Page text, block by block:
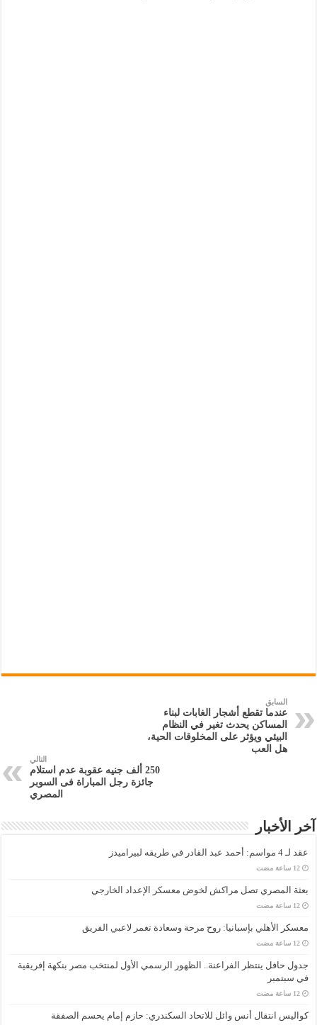
السابق
عندما تقطع أشجار الغابات لبناء
المساكن يحدث تغير في النظام
البيئي ويؤثر على المخلوقات الحية،
هل العب
التالي
250 ألف جنيه عقوبة عدم استلام
جائزة رجل المباراة فى السوبر
المصري
آخر الأخبار
عقد لـ 4 مواسم: أحمد عبد القادر في طريقه لبيراميدز
‏12 ساعة مضت
بعثة المصري تصل مراكش لخوض معسكر الإعداد الخارجي
‏12 ساعة مضت
معسكر الأهلي بإسبانيا: روح مرحة وسعادة تغمر لاعبي الفريق
‏12 ساعة مضت
جدول حافل ينتظر الفراعنة.. الظهور الرسمي الأول لمنتخب مصر بنكهة إفريقية
في سبتمبر
‏12 ساعة مضت
كواليس انتقال أنس وائل للاتحاد السكندري: حازم إمام يحسم الصفقة